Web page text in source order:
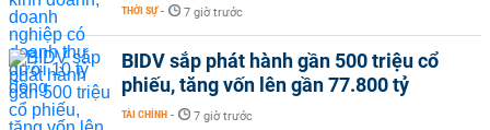
THỜI SỰ - 7 giờ trước
BIDV sắp phát hành gần 500 triệu cổ
phiếu, tăng vốn lên gần 77.800 tỷ
TÀI CHÍNH - 7 giờ trước